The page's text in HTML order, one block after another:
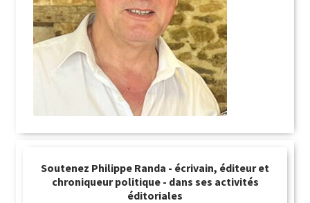
Soutenez Philippe Randa - écrivain, éditeur et
chroniqueur politique - dans ses activités
éditoriales